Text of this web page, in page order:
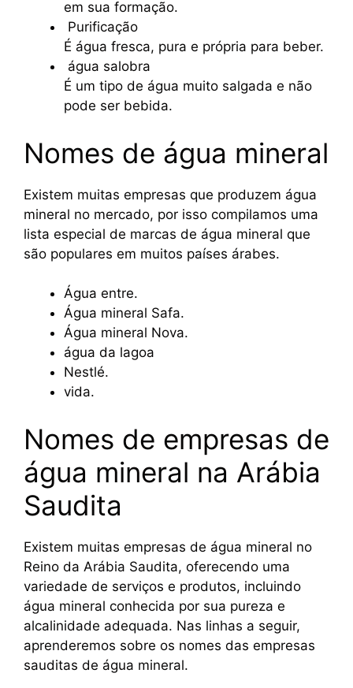
em sua formação.
Purificação
É água fresca, pura e própria para beber.
água salobra
É um tipo de água muito salgada e não
pode ser bebida.
Nomes de água mineral
Existem muitas empresas que produzem água
mineral no mercado, por isso compilamos uma
lista especial de marcas de água mineral que
são populares em muitos países árabes.
Água entre.
Água mineral Safa.
Água mineral Nova.
água da lagoa
Nestlé.
vida.
Nomes de empresas de
água mineral na Arábia
Saudita
Existem muitas empresas de água mineral no
Reino da Arábia Saudita, oferecendo uma
variedade de serviços e produtos, incluindo
água mineral conhecida por sua pureza e
alcalinidade adequada. Nas linhas a seguir,
aprenderemos sobre os nomes das empresas
sauditas de água mineral.